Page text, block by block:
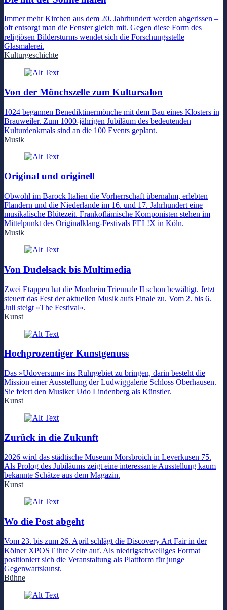
Immer mehr Kirchen aus dem 20. Jahrhundert werden abgerissen –
oft entsorgt man die Fenster gleich mit. Gegen diese Form des
religiösen Bildersturms wendet sich die Forschungsstelle
Glasmalerei.
Kulturgeschichte
Von der Mönchszelle zum Kultursalon
1024 begannen Benediktinermönche mit dem Bau eines Klosters in
Brauweiler. Zum 1000-jährigen Jubiläum des bedeutenden
Kulturdenkmals sind an die 100 Events geplant.
Musik
Original und originell
Obwohl im Barock Italien die Vorherrschaft übernahm, erlebten
Flandern und die Niederlande im 16. und 17. Jahrhundert eine
musikalische Blütezeit. Frankoflämische Komponisten stehen im
Mittelpunkt des Originalklang-Festivals FEL!X in Köln.
Musik
Von Dudelsack bis Multimedia
Zwei Etappen hat die Monheim Triennale II schon bewältigt. Jetzt
steuert das Fest der aktuellen Musik aufs Finale zu. Vom 2. bis 6.
Juli steigt »The Festival«.
Kunst
Hochprozentiger Kunstgenuss
Das »Udoversum« ins Ruhrgebiet zu bringen, darin besteht die
Mission einer Ausstellung der Ludwiggalerie Schloss Oberhausen.
Sie feiert den Musiker Udo Lindenberg als Künstler.
Kunst
Zurück in die Zukunft
2026 wird das städtische Museum Morsbroich in Leverkusen 75.
Als Prolog des Jubiläums zeigt eine interessante Ausstellung kaum
bekannte Schätze aus dem Magazin.
Kunst
Wo die Post abgeht
Vom 23. bis zum 26. April schlägt die Discovery Art Fair in der
Kölner XPOST ihre Zelte auf. Als niedrigschwelliges Format
positioniert sich die Veranstaltung als Plattform für junge
Gegenwartskunst.
Bühne